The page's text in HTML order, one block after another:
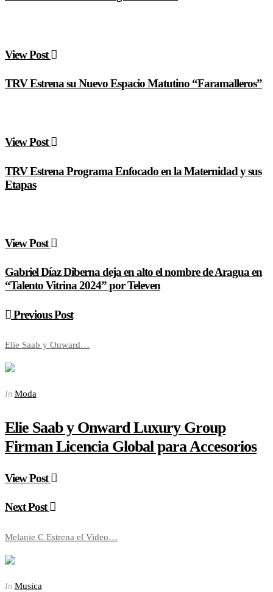
View Post
TRV Estrena su Nuevo Espacio Matutino “Faramalleros”
View Post
TRV Estrena Programa Enfocado en la Maternidad y sus
Etapas
View Post
Gabriel Díaz Diberna deja en alto el nombre de Aragua en
“Talento Vitrina 2024” por Televen
Previous Post
Elie Saab y Onward…
In Moda
Elie Saab y Onward Luxury Group
Firman Licencia Global para Accesorios
View Post
Next Post
Melanie C Estrena el Video…
In Musica